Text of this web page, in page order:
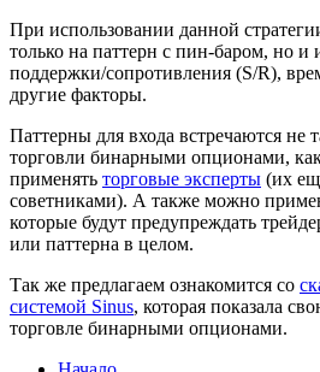
При использовании данной
только на паттерн с пин-баром, но и
поддержки/сопротивления (S/R),
другие факторы.
Паттерны для входа встречаются не
торговли бинарными опционами,
применять торговые эксперты (их
советниками). А также можно
которые будут предупреждать
или паттерна в целом.
Так же предлагаем ознакомится со
системой Sinus, которая показала
торговле бинарными опционами.